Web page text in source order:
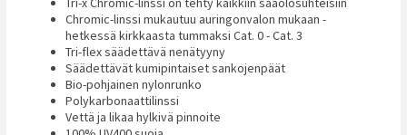
Chromic-linssi mukautuu auringonvalon mukaan -
hetkessä kirkkaasta tummaksi Cat. 0 - Cat. 3
Tri-flex säädettävä nenätyyny
Säädettävät kumipintaiset sankojenpäät
Bio-pohjainen nylonrunko
Polykarbonaattilinssi
Vettä ja likaa hylkivä pinnoite